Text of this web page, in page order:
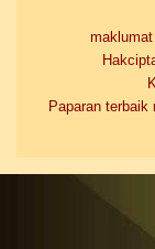
Paparan terbaik